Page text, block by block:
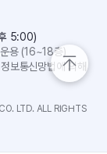
5:00)
용 (16~18층)
보통신망법에 의해
LTD. ALL RIGHTS